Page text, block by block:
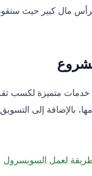
مال كبير حيث ستقوم
متميزة لكسب ثقة
بالإضافة إلى
لعمل السويسرول